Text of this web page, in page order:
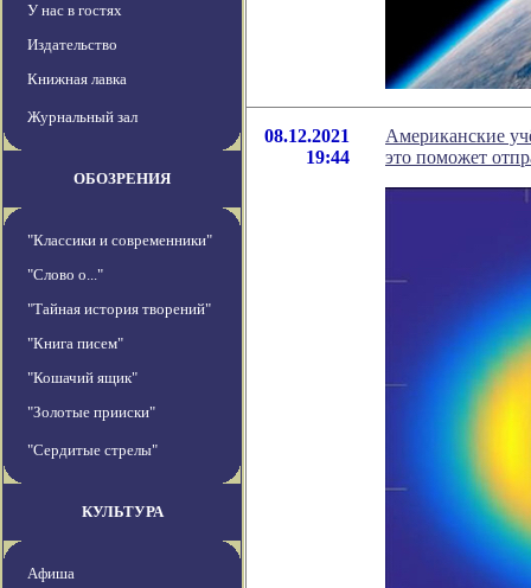
У нас в гостях
Издательство
Книжная лавка
Журнальный зал
ОБОЗРЕНИЯ
"Классики и современники"
"Слово о..."
"Тайная история творений"
"Книга писем"
"Кошачий ящик"
"Золотые прииски"
"Сердитые стрелы"
КУЛЬТУРА
Афиша
08.12.2021
19:44
Американские
это поможет